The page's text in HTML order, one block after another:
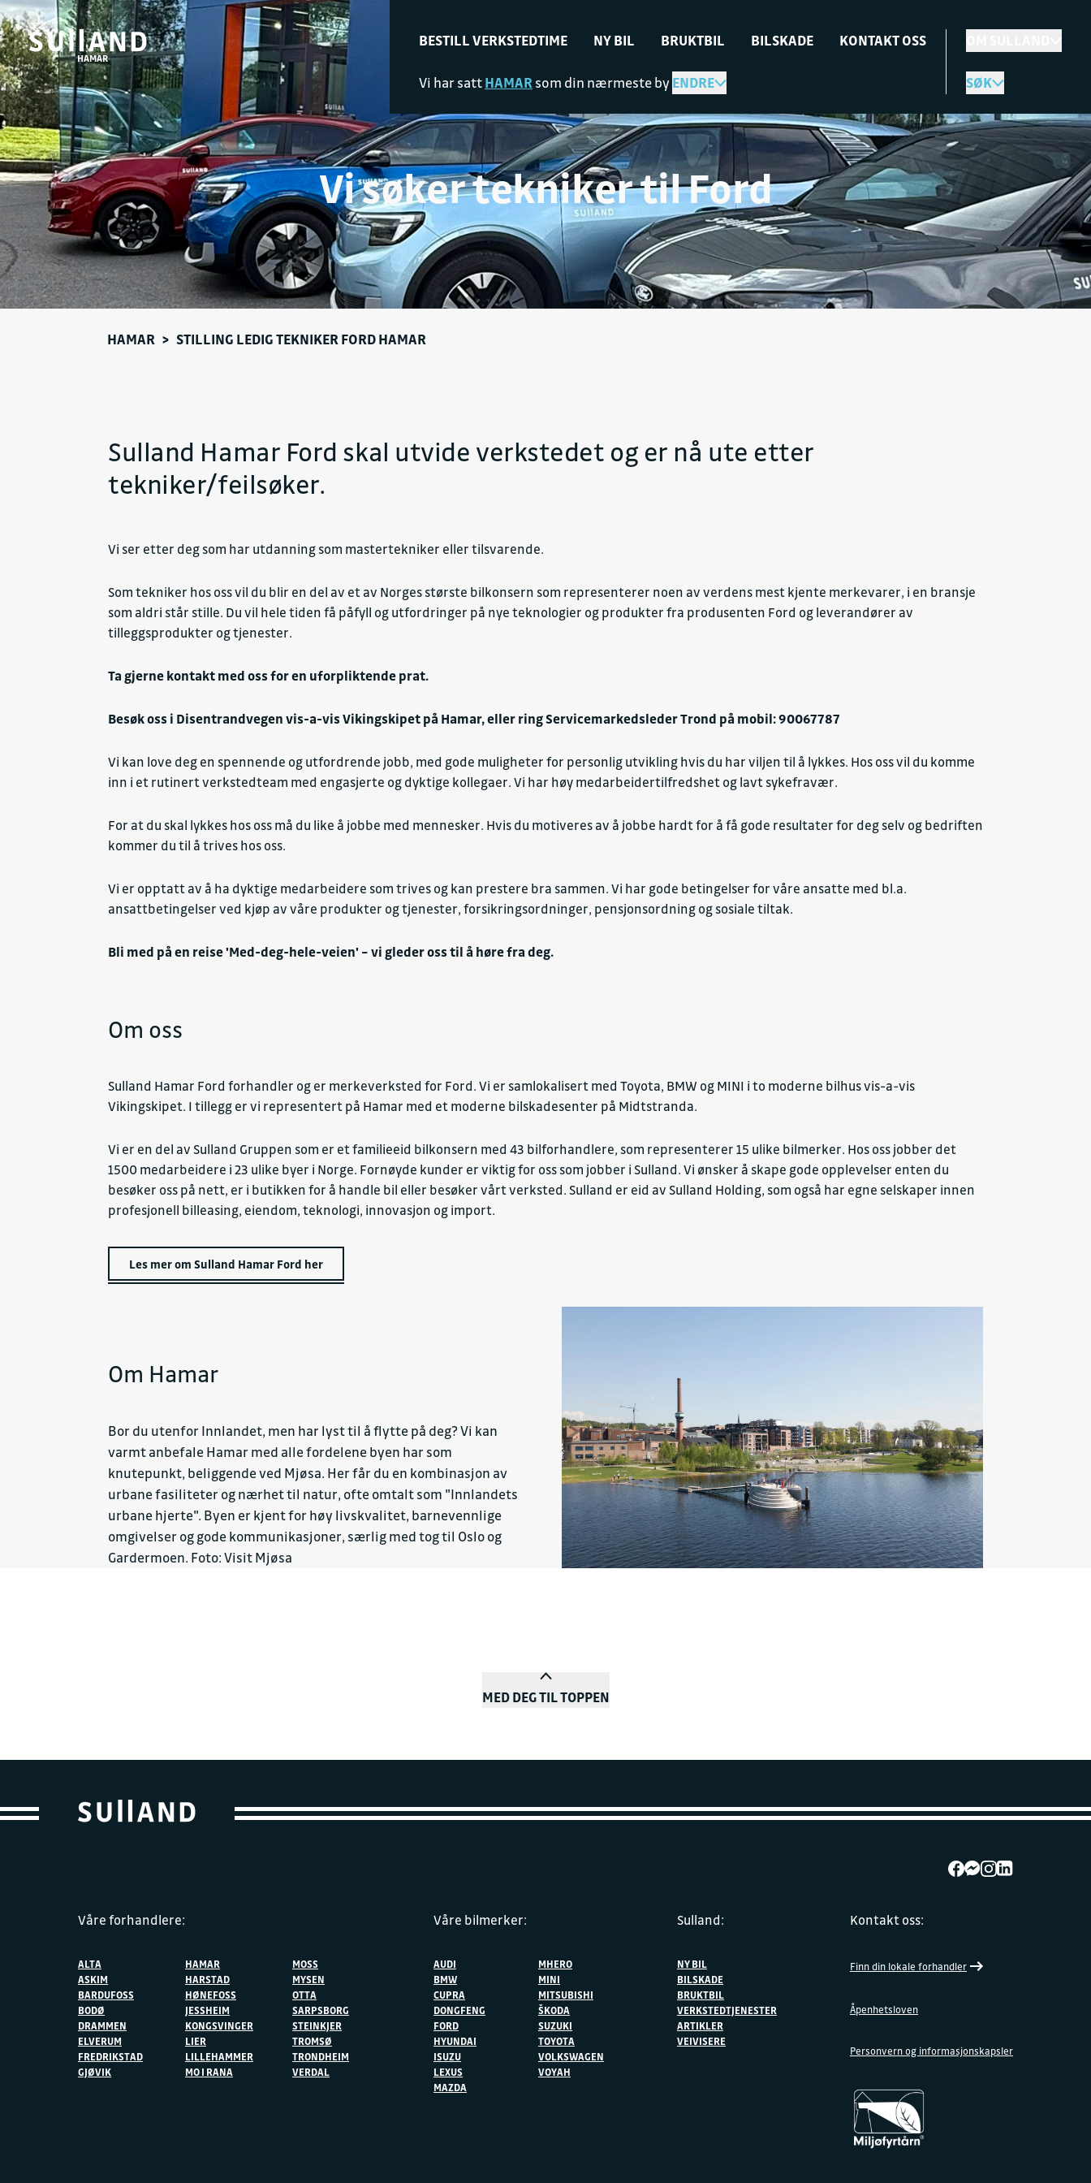
HAMAR
BESTILL VERKSTEDTIME NY BIL BRUKTBIL BILSKADE KONTAKT OSS
Vi har sattHAMAR som din nærmeste byENDRE SØK
Vi søker tekniker til Ford
HAMAR > STILLING LEDIG TEKNIKER FORD HAMAR
Sulland Hamar Ford skal utvide verkstedet og er nå ute etter
tekniker/feilsøker.
Vi ser etter deg som har utdanning som mastertekniker eller tilsvarende.
Som tekniker hos oss vil du blir en del av et av Norges største bilkonsern som representerer noen av verdens mest kjente merkevarer, i en bransje
som aldri står stille. Du vil hele tiden få påfyll og utfordringer på nye teknologier og produkter fra produsenten Ford og leverandører av
tilleggsprodukter og tjenester.
Ta gjerne kontakt med oss for en uforpliktende prat.
Besøk oss i Disentrandvegen vis-a-vis Vikingskipet på Hamar, eller ring Servicemarkedsleder Trond på mobil: 90067787
Vi kan love deg en spennende og utfordrende jobb, med gode muligheter for personlig utvikling hvis du har viljen til å lykkes. Hos oss vil du komme
inn i et rutinert verkstedteam med engasjerte og dyktige kollegaer. Vi har høy medarbeidertilfredshet og lavt sykefravær.
For at du skal lykkes hos oss må du like å jobbe med mennesker. Hvis du motiveres av å jobbe hardt for å få gode resultater for deg selv og bedriften
kommer du til å trives hos oss.
Vi er opptatt av å ha dyktige medarbeidere som trives og kan prestere bra sammen. Vi har gode betingelser for våre ansatte med bl.a.
ansattbetingelser ved kjøp av våre produkter og tjenester, forsikringsordninger, pensjonsordning og sosiale tiltak.
Bli med på en reise 'Med-deg-hele-veien' – vi gleder oss til å høre fra deg.
Om oss
Sulland Hamar Ford forhandler og er merkeverksted for Ford. Vi er samlokalisert med Toyota, BMW og MINI i to moderne bilhus vis-a-vis
Vikingskipet. I tillegg er vi representert på Hamar med et moderne bilskadesenter på Midtstranda.
Vi er en del av Sulland Gruppen som er et familieeid bilkonsern med 43 bilforhandlere, som representerer 15 ulike bilmerker. Hos oss jobber det
1500 medarbeidere i 23 ulike byer i Norge. Fornøyde kunder er viktig for oss som jobber i Sulland. Vi ønsker å skape gode opplevelser enten du
besøker oss på nett, er i butikken for å handle bil eller besøker vårt verksted. Sulland er eid av Sulland Holding, som også har egne selskaper innen
profesjonell billeasing, eiendom, teknologi, innovasjon og import.
Les mer om Sulland Hamar Ford her
Om Hamar
Bor du utenfor Innlandet, men har lyst til å flytte på deg? Vi kan
varmt anbefale Hamar med alle fordelene byen har som
knutepunkt, beliggende ved Mjøsa. Her får du en kombinasjon av
urbane fasiliteter og nærhet til natur, ofte omtalt som "Innlandets
urbane hjerte". Byen er kjent for høy livskvalitet, barnevennlige
omgivelser og gode kommunikasjoner, særlig med tog til Oslo og
Gardermoen. Foto: Visit Mjøsa
MED DEG TIL TOPPEN
Våre forhandlere:
ALTA
ASKIM
BARDUFOSS
BODØ
DRAMMEN
ELVERUM
FREDRIKSTAD
GJØVIK
HAMAR
HARSTAD
HØNEFOSS
JESSHEIM
KONGSVINGER
LIER
LILLEHAMMER
MO I RANA
MOSS
MYSEN
OTTA
SARPSBORG
STEINKJER
TROMSØ
TRONDHEIM
VERDAL
Våre bilmerker:
AUDI
BMW
CUPRA
DONGFENG
FORD
HYUNDAI
ISUZU
LEXUS
MAZDA
MHERO
MINI
MITSUBISHI
ŠKODA
SUZUKI
TOYOTA
VOLKSWAGEN
VOYAH
Sulland:
NY BIL
BILSKADE
BRUKTBIL
VERKSTEDTJENESTER
ARTIKLER
VEIVISERE
Kontakt oss:
Finn din lokale forhandler
Åpenhetsloven
Personvern og informasjonskapsler